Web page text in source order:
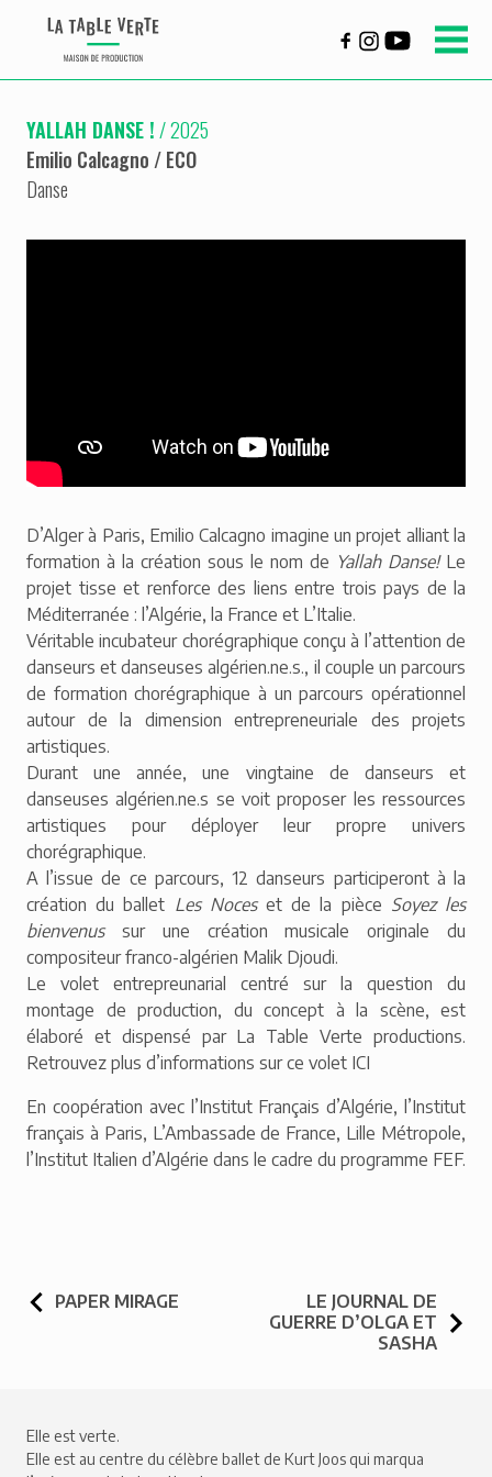
YALLAH DANSE !/ 2025
Emilio Calcagno / ECO
Danse
D’Alger à Paris, Emilio Calcagno imagine un projet alliant la
formation à la création sous le nom de Yallah Danse!Le
projet tisse et renforce des liens entre trois pays de la
Méditerranée : l’Algérie, la France et L’Italie.
Véritable incubateur chorégraphique conçu à l’attention de
danseurs et danseuses algérien.ne.s., il couple un parcours
de formation chorégraphique à un parcours opérationnel
autour de la dimension entrepreneuriale des projets
artistiques.
Durant une année, une vingtaine de danseurs et
danseuses algérien.ne.s se voit proposer les ressources
artistiques pour déployer leur propre univers
chorégraphique.
A l’issue de ce parcours, 12 danseurs participeront à la
création du ballet Les Noceset de la pièce Soyez les
bienvenussur une création musicale originale du
compositeur franco-algérien Malik Djoudi.
Le volet entrepreunarial centré sur la question du
montage de production, du concept à la scène, est
élaboré et dispensé par La Table Verte productions.
Retrouvez plus d’informations sur ce volet ICI
En coopération avec l’Institut Français d’Algérie, l’Institut
français à Paris, L’Ambassade de France, Lille Métropole,
l’Institut Italien d’Algérie dans le cadre du programme FEF.
NAVIGATION DE L’ARTICLE
PAPER MIRAGE
LE JOURNAL DE
GUERRE D’OLGA ET
SASHA
Elle est verte.
Elle est au centre du célèbre ballet de Kurt Joos qui marqua